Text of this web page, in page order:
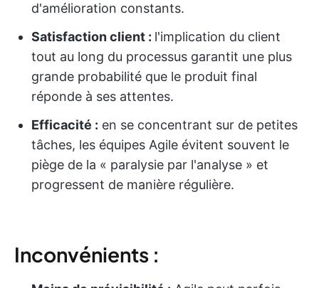
d'amélioration constants.
Satisfaction client : l'implication du client
tout au long du processus garantit une plus
grande probabilité que le produit final
réponde à ses attentes.
Efficacité : en se concentrant sur de petites
tâches, les équipes Agile évitent souvent le
piège de la « paralysie par l'analyse » et
progressent de manière régulière.
Inconvénients :